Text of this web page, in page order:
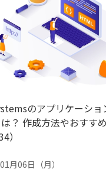
のアプリケーショ
？ 作成方法やおすす
）
月06日（月）